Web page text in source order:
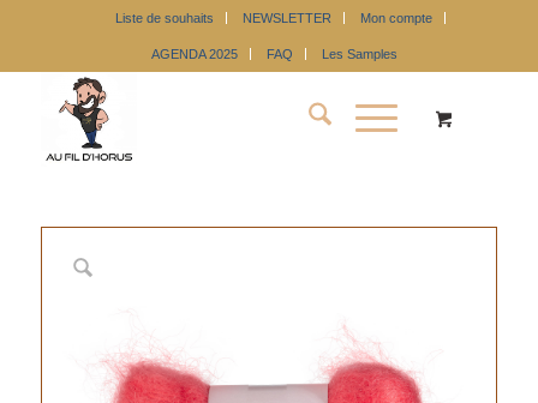
Liste de souhaits NEWSLETTER Mon compte
AGENDA 2025 FAQ Les Samples